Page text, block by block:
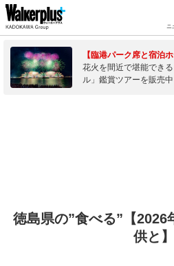
ニ
【臨港パーク席と宿泊
花火を間近で堪能でき
ル」鑑賞ツアーを販売中
徳島県の”食べる”【2026
供と】